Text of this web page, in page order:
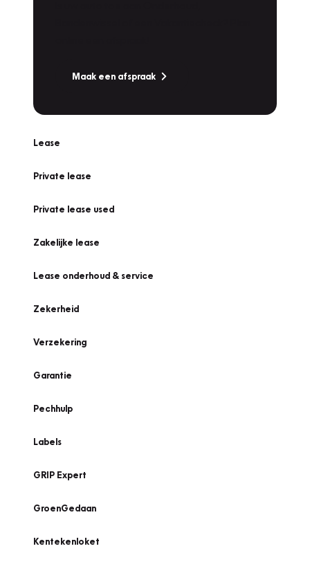
Maak een afspraak
Lease
Private lease
Private lease used
Zakelijke lease
Lease onderhoud & service
Zekerheid
Verzekering
Garantie
Pechhulp
Labels
GRIP Expert
GroenGedaan
Kentekenloket